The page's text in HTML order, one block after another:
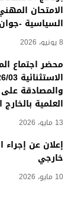
الامتحان
السياسية -جوان 2026-
8 يونيو، 2026
محضر اجتماع
والمصادقة على
العلمية بالخارج
13 مايو، 2026
إعلان عن
خارجي
10 مايو، 2026